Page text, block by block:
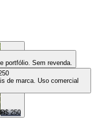
R$ 200
R$ 250
portfólio. Sem revenda.
de marca. Uso comercial